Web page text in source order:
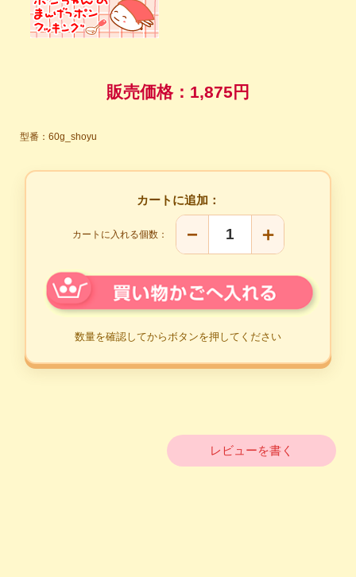
販売価格： 1,875円
型番：60g_shoyu
カートに追加：
カートに入れる個数： − ＋
レビューを書く